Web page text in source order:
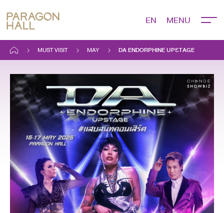
EN
MUST VISIT MAY DA ENDORPHINE UPSTAGE